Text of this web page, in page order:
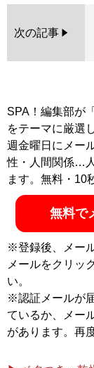
次の記事
SPA！編集部が
をテーマに厳選
週金曜日にメー
性・人間関係…
ます。無料・10
無料で
※登録後、メー
メールをクリッ
い。
※認証メールが
ているか、メー
があります。再